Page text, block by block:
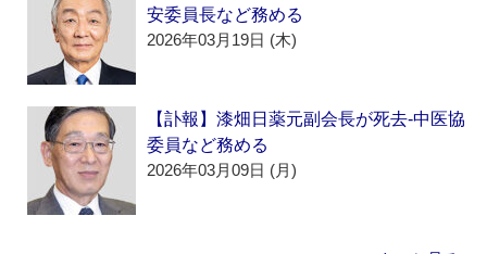
安委員長など務める
2026年03月19日 (木)
【訃報】漆畑日薬元副会長が死去‐中医協
委員など務める
2026年03月09日 (月)